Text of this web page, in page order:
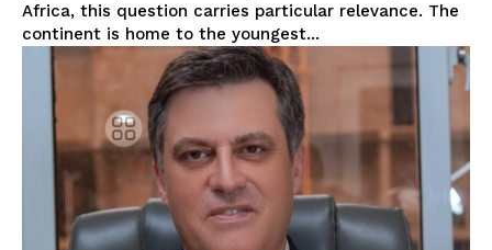
Africa, this question carries particular relevance. The
continent is home to the youngest...